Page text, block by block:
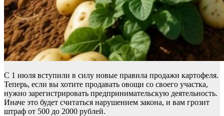
С 1 июля вступили в силу новые правила продажи картофеля.
Теперь, если вы хотите продавать овощи со своего участка,
нужно зарегистрировать предпринимательскую деятельность.
Иначе это будет считаться нарушением закона, и вам грозит
штраф от 500 до 2000 рублей.